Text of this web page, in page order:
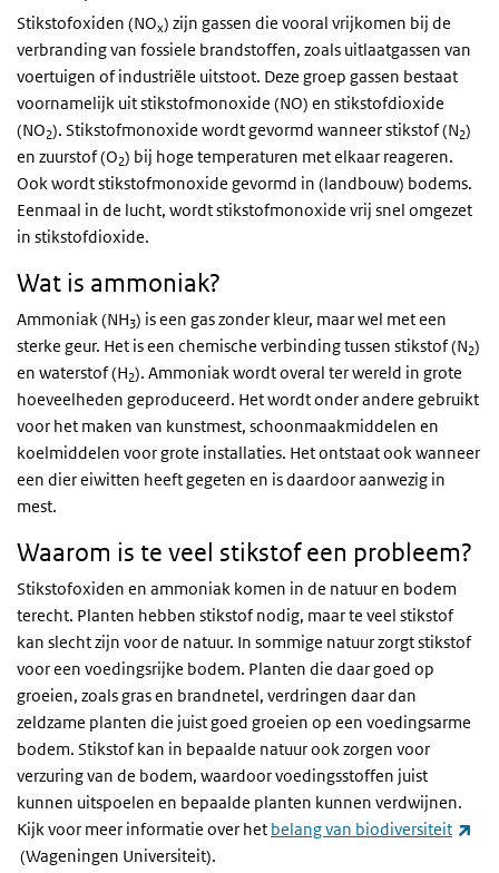
Stikstofoxiden (NOx) zijn gassen die vooral vrijkomen bij de
verbranding van fossiele brandstoffen, zoals uitlaatgassen van
voertuigen of industriële uitstoot. Deze groep gassen bestaat
voornamelijk uit stikstofmonoxide (NO) en stikstofdioxide
(NO2). Stikstofmonoxide wordt gevormd wanneer stikstof (N2)
en zuurstof (O2) bij hoge temperaturen met elkaar reageren.
Ook wordt stikstofmonoxide gevormd in (landbouw) bodems.
Eenmaal in de lucht, wordt stikstofmonoxide vrij snel omgezet
in stikstofdioxide.
Wat is ammoniak?
Ammoniak (NH3) is een gas zonder kleur, maar wel met een
sterke geur. Het is een chemische verbinding tussen stikstof (N2)
en waterstof (H2). Ammoniak wordt overal ter wereld in grote
hoeveelheden geproduceerd. Het wordt onder andere gebruikt
voor het maken van kunstmest, schoonmaakmiddelen en
koelmiddelen voor grote installaties. Het ontstaat ook wanneer
een dier eiwitten heeft gegeten en is daardoor aanwezig in
mest.
Waarom is te veel stikstof een probleem?
Stikstofoxiden en ammoniak komen in de natuur en bodem
terecht. Planten hebben stikstof nodig, maar te veel stikstof
kan slecht zijn voor de natuur. In sommige natuur zorgt stikstof
voor een voedingsrijke bodem. Planten die daar goed op
groeien, zoals gras en brandnetel, verdringen daar dan
zeldzame planten die juist goed groeien op een voedingsarme
bodem. Stikstof kan in bepaalde natuur ook zorgen voor
verzuring van de bodem, waardoor voedingsstoffen juist
kunnen uitspoelen en bepaalde planten kunnen verdwijnen.
Kijk voor meer informatie over het belang van biodiversiteit
(externe link)
(Wageningen Universiteit).